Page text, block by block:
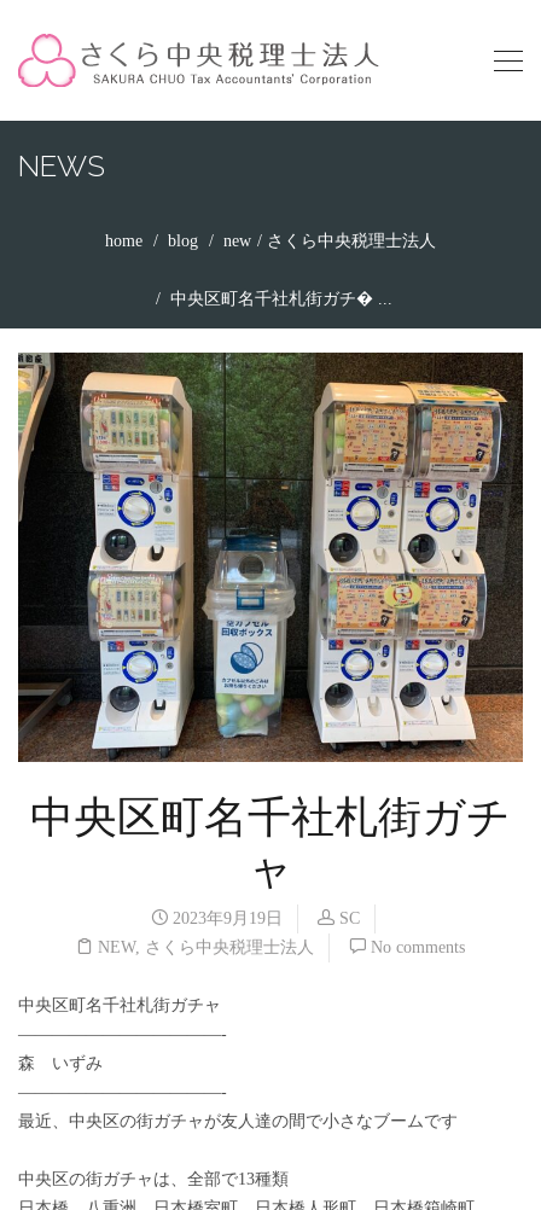
NEWS
home blog new さくら中央税理士法人
中央区町名千社札街ガチ� ...
中央区町名千社札街ガチ
ャ
2023年9月19日
SC
NEW, さくら中央税理士法人 No comments
中央区町名千社札街ガチャ
————————————-
森 いずみ
————————————-
最近、中央区の街ガチャが友人達の間で小さなブームです
中央区の街ガチャは、全部で13種類